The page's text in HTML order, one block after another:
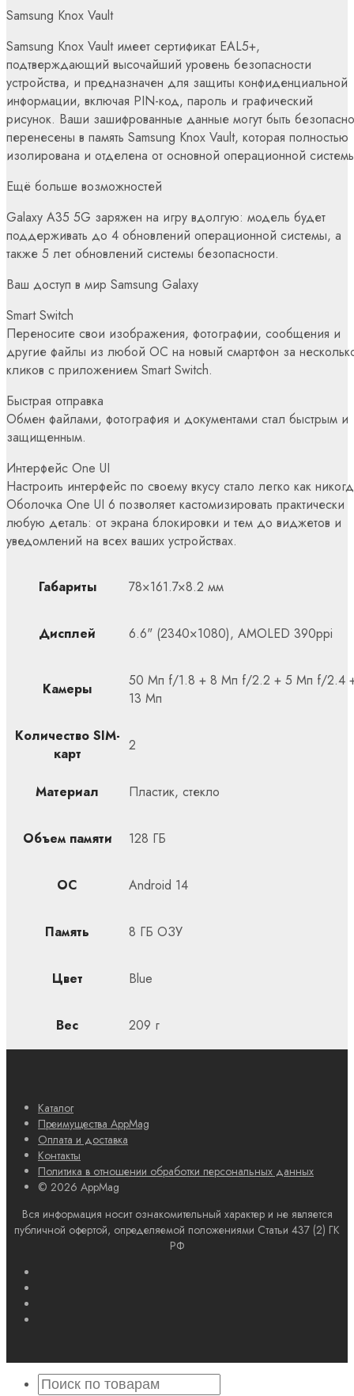
Samsung Knox Vault
Samsung Knox Vault имеет сертификат EAL5+,
подтверждающий высочайший уровень безопасности
устройства, и предназначен для защиты конфиденциальной
информации, включая PIN-код, пароль и графический
рисунок. Ваши зашифрованные данные могут быть безопасно
перенесены в память Samsung Knox Vault, которая полностью
изолирована и отделена от основной операционной
Ещё больше возможностей
Galaxy A35 5G заряжен на игру вдолгую: модель будет
поддерживать до 4 обновлений операционной системы, а
также 5 лет обновлений системы безопасности.
Ваш доступ в мир Samsung Galaxy
Smart Switch
Переносите свои изображения, фотографии, сообщения и
другие файлы из любой ОС на новый смартфон за
кликов с приложением Smart Switch.
Быстрая отправка
Обмен файлами, фотография и документами стал быстрым и
защищенным.
Интерфейс One UI
Настроить интерфейс по своему вкусу стало легко как
Оболочка One UI 6 позволяет кастомизировать практически
любую деталь: от экрана блокировки и тем до виджетов и
уведомлений на всех ваших устройствах.
Габариты 78×161.7×8.2 мм
Дисплей 6.6" (2340×1080), AMOLED 390ppi
Камеры
50 Мп f/1.8 + 8 Мп f/2.2 + 5 Мп f/2.4
13 Мп
Количество SIM-
карт
2
Материал Пластик, стекло
Объем памяти 128 ГБ
ОС Android 14
Память 8 ГБ ОЗУ
Цвет Blue
Вес 209 г
Каталог
Преимущества AppMag
Оплата и доставка
Контакты
Политика в отношении обработки персональных данных
© 2026 AppMag
Вся информация носит ознакомительный характер и не является
публичной офертой, определяемой положениями Статьи 437 (2) ГК
РФ